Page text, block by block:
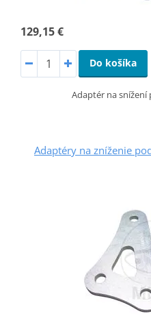
129,15 €
Do košíka
Adaptér na snížení
Adaptéry na zníženie